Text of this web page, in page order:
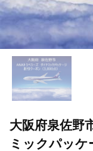
大阪府泉佐野
ミックパッ